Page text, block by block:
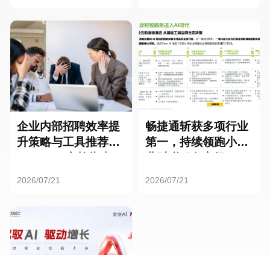
企业内部招聘效率提
升策略与工具推荐：
2026/07/21
畅捷通斩获多项行业
第一，持续领跑小微
2026/07/21